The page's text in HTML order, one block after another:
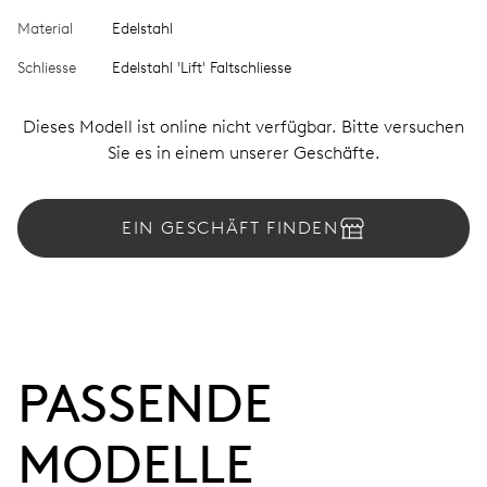
Material Edelstahl
Schliesse Edelstahl 'Lift' Faltschliesse
Dieses Modell ist online nicht verfügbar. Bitte versuchen
Sie es in einem unserer Geschäfte.
EIN GESCHÄFT FINDEN
PASSENDE
MODELLE